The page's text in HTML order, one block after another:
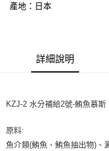
台灣樂天信用卡公司
１．簡單：不需註冊會員、
２．便利：只要手機號碼，
【「AFTEE先享後付」結帳流
結帳頁面，進行簡訊認證並
２．訂單成立數日內，您將收
３．收到繳費通知簡訊後14
運送方式
每筆NT$65
每筆NT$65
產地：日本
詳細說明
KZJ-2 水分補給2號-鮪魚慕斯
原料:
魚介類(鮪魚、鮪魚抽出物)、